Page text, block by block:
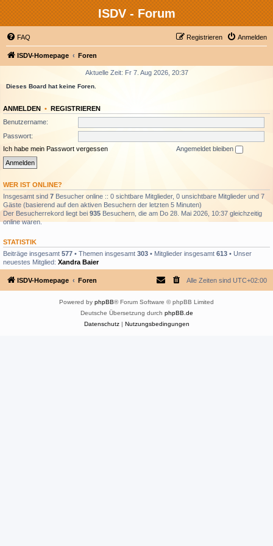
ISDV - Forum
FAQ Anmelden
Registrieren
ISDV-Homepage Foren
Aktuelle Zeit: Fr 7. Aug 2026, 20:37
Dieses Board hat keine Foren.
ANMELDEN • REGISTRIEREN
Benutzername:
Passwort:
Ich habe mein Passwort vergessen
Angemeldet bleiben
WER IST ONLINE?
Insgesamt sind 7 Besucher online :: 0 sichtbare Mitglieder, 0 unsichtbare Mitglieder und 7
Gäste (basierend auf den aktiven Besuchern der letzten 5 Minuten)
Der Besucherrekord liegt bei 935 Besuchern, die am Do 28. Mai 2026, 10:37 gleichzeitig
online waren.
STATISTIK
Beiträge insgesamt 577 • Themen insgesamt 303 • Mitglieder insgesamt 613 • Unser
neuestes Mitglied: Xandra Baier
ISDV-Homepage Foren Alle Zeiten sind UTC+02:00
Powered by phpBB® Forum Software © phpBB Limited
Deutsche Übersetzung durch phpBB.de
Datenschutz| Nutzungsbedingungen